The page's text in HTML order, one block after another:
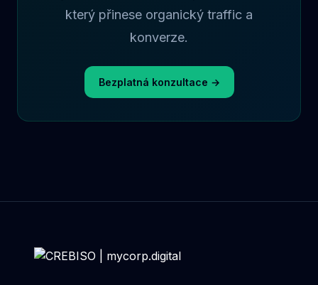
který přinese organický traffic a
konverze.
Bezplatná konzultace →